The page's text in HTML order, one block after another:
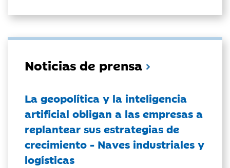
Noticias de prensa
La geopolítica y la inteligencia
artificial obligan a las empresas a
replantear sus estrategias de
crecimiento - Naves industriales y
logísticas